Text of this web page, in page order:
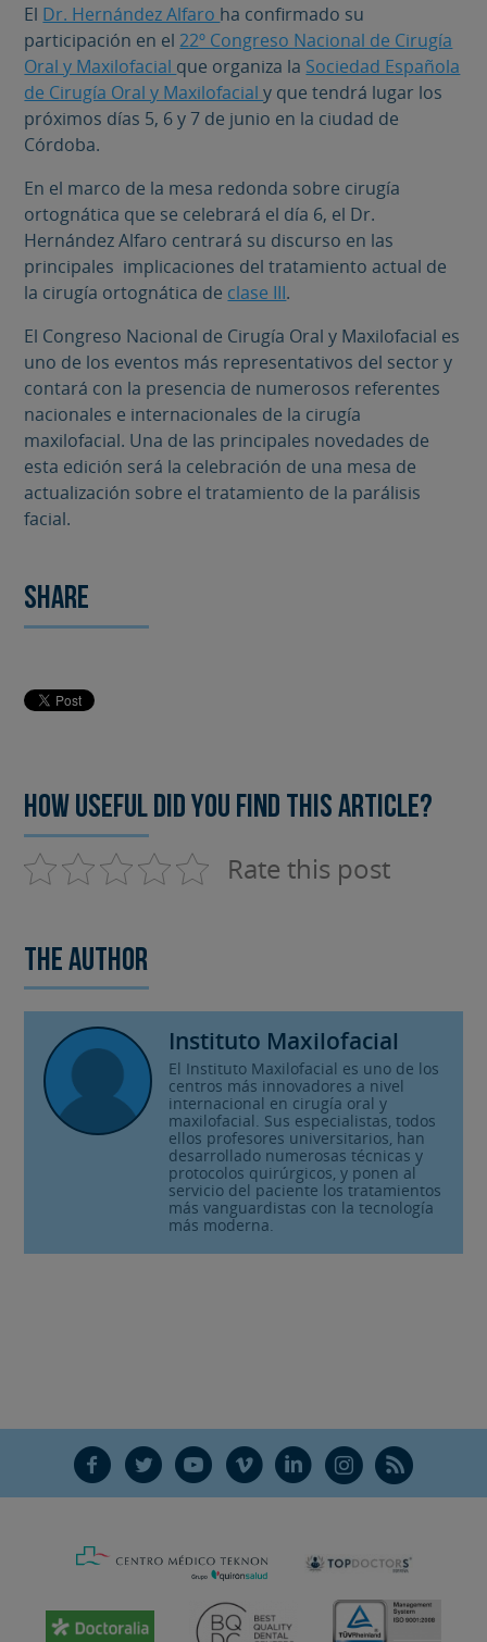
El Dr. Hernández Alfaro ha confirmado su
participación en el22º Congreso Nacional de Cirugía
Oral y Maxilofacial que organiza la Sociedad Española
de Cirugía Oral y Maxilofacialy que tendrá lugar los
próximos días 5, 6 y 7 de junio en la ciudad de
Córdoba.
En el marco de la mesa redonda sobre cirugía
ortognática que se celebrará el día 6, el Dr.
Hernández Alfaro centrará su discurso en las
principales implicaciones del tratamiento actual de
la cirugía ortognática de clase III.
El Congreso Nacional de Cirugía Oral y Maxilofacial es
uno de los eventos más representativos del sector y
contará con la presencia de numerosos referentes
nacionales e internacionales de la cirugía
maxilofacial. Una de las principales novedades de
esta edición será la celebración de una mesa de
actualización sobre el tratamiento de la parálisis
facial.
Share
How useful did you find this article?
Rate this post
The author
Instituto Maxilofacial
El Instituto Maxilofacial es uno de los
centros más innovadores a nivel
internacional en cirugía oral y
maxilofacial. Sus especialistas, todos
ellos profesores universitarios, han
desarrollado numerosas técnicas y
protocolos quirúrgicos, y ponen al
servicio del paciente los tratamientos
más vanguardistas con la tecnología
más moderna.
F T Y V L Ñ R